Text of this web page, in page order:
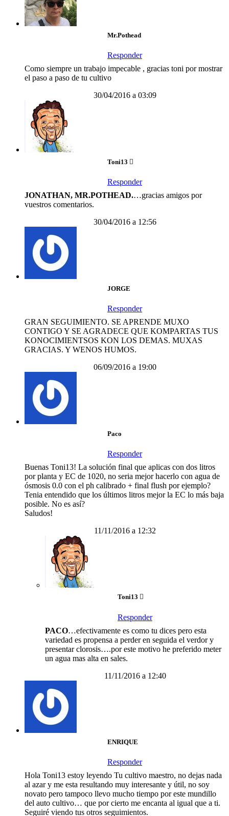
Mr.Pothead
Responder
Como siempre un trabajo impecable , gracias toni por mostrar
el paso a paso de tu cultivo
30/04/2016 a 03:09
Toni13
Responder
JONATHAN, MR.POTHEAD.…gracias amigos por
vuestros comentarios.
30/04/2016 a 12:56
JORGE
Responder
GRAN SEGUIMIENTO. SE APRENDE MUXO
CONTIGO Y SE AGRADECE QUE KOMPARTAS TUS
KONOCIMIENTSOS KON LOS DEMAS. MUXAS
GRACIAS. Y WENOS HUMOS.
06/09/2016 a 19:00
Paco
Responder
Buenas Toni13! La solución final que aplicas con dos litros
por planta y EC de 1020, no seria mejor hacerlo con agua de
ósmosis 0.0 con el ph calibrado + final flush por ejemplo?
Tenia entendido que los últimos litros mejor la EC lo más baja
posible. No es así?
Saludos!
11/11/2016 a 12:32
Toni13
Responder
PACO…efectivamente es como tu dices pero esta
variedad es propensa a perder en seguida el verdor y
presentar clorosis….por este motivo he preferido meter
un agua mas alta en sales.
11/11/2016 a 12:40
ENRIQUE
Responder
Hola Toni13 estoy leyendo Tu cultivo maestro, no dejas nada
al azar y me esta resultando muy interesante y útil, no soy
novato pero tampoco llevo mucho tiempo por este mundillo
del auto cultivo… que por cierto me encanta al igual que a ti.
Seguiré viendo tus otros seguimientos.